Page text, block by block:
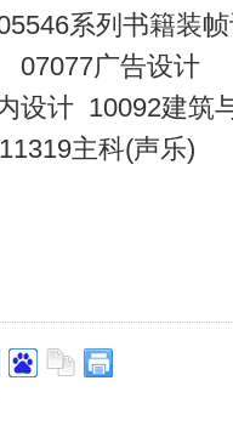
系列书籍装
07077广告
设计 10092建筑
主科(声乐)